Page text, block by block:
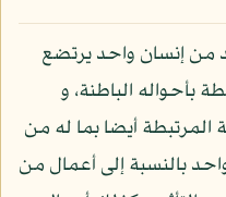
من إنسان واحد يرتضع
بأحواله الباطنة، و
أيضا بما له من
بالنسبة إلى أعمال من